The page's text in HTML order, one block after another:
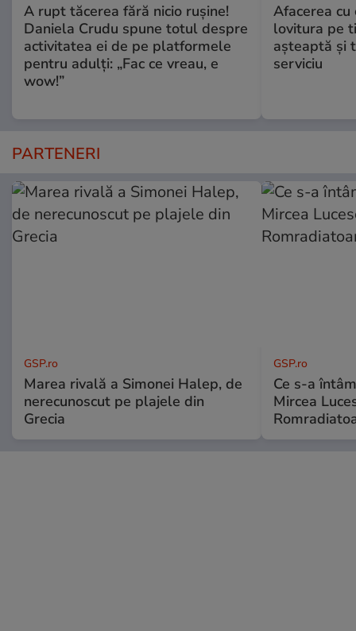
A rupt tăcerea fără nicio rușine!
Daniela Crudu spune totul despre
activitatea ei de pe platformele
pentru adulți: „Fac ce vreau, e
wow!”
Afacerea
lovitura pe
aşteaptă şi
serviciu
PARTENERI
GSP.ro
Marea rivală a Simonei Halep, de
nerecunoscut pe plajele din
Grecia
GSP.ro
Ce s-a
Mircea